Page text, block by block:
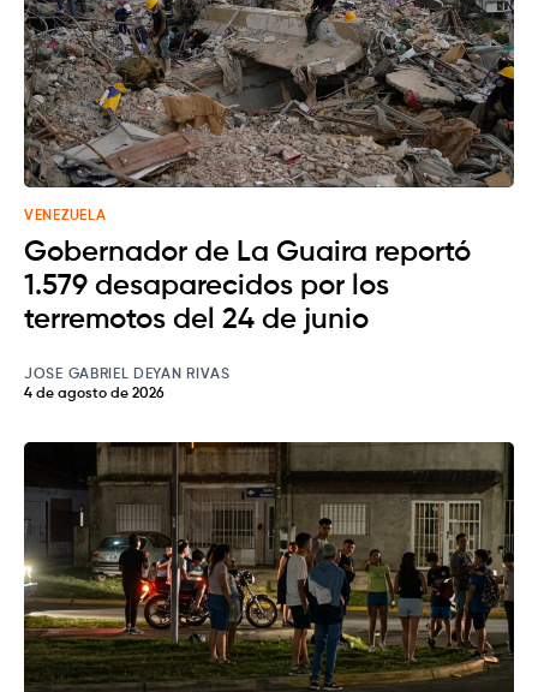
VENEZUELA
Gobernador de La Guaira reportó
1.579 desaparecidos por los
terremotos del 24 de junio
JOSE GABRIEL DEYAN RIVAS
4 de agosto de 2026